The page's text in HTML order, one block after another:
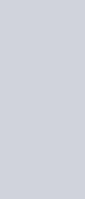
Ponsel di Kelas
Umum Diketahui
(2)